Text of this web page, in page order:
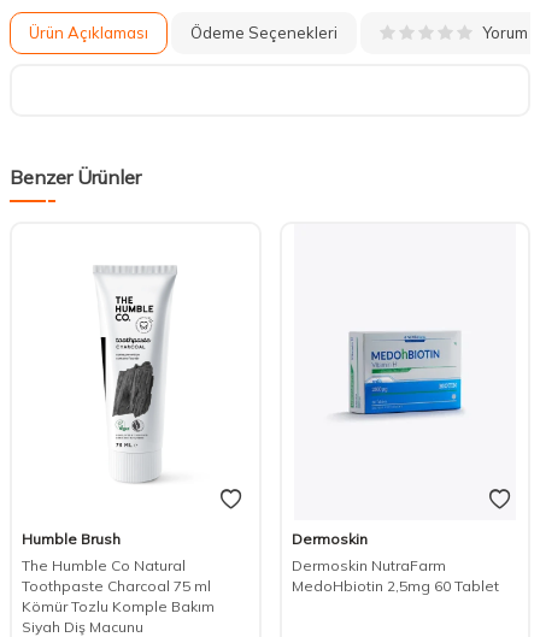
Ürün Açıklaması Ödeme Seçenekleri Yorum
Benzer Ürünler
Humble Brush
The Humble Co Natural
Toothpaste Charcoal 75 ml
Kömür Tozlu Komple Bakım
Siyah Diş Macunu
Dermoskin
Dermoskin NutraFarm
MedoHbiotin 2,5mg 60 Tablet